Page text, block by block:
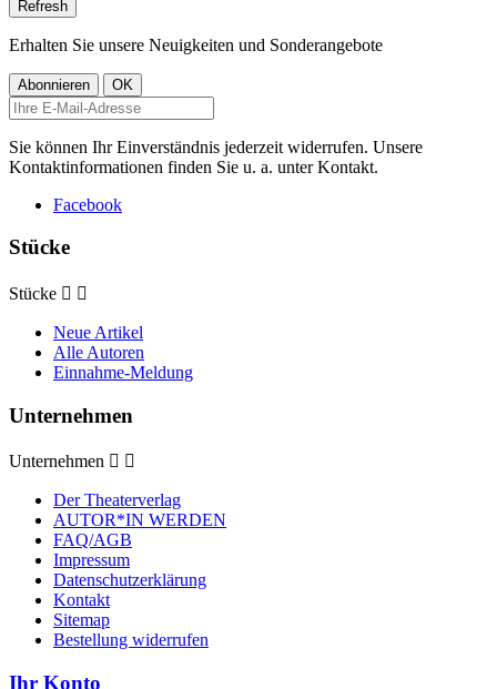
Erhalten Sie unsere Neuigkeiten und Sonderangebote
Sie können Ihr Einverständnis jederzeit widerrufen. Unsere
Kontaktinformationen finden Sie u. a. unter Kontakt.
Facebook
Stücke
Stücke  
Neue Artikel
Alle Autoren
Einnahme-Meldung
Unternehmen
Unternehmen  
Der Theaterverlag
AUTOR*IN WERDEN
FAQ/AGB
Impressum
Datenschutzerklärung
Kontakt
Sitemap
Bestellung widerrufen
Ihr Konto